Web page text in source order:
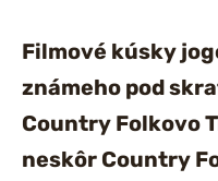
Filmové kúsky
známeho pod
Country Folkovo
neskôr Country